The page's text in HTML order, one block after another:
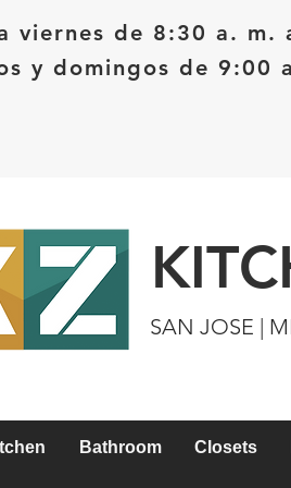
viernes de 8:30 a. m.
y domingos de 9:00
SAN JOSE |
Bathroom Closets